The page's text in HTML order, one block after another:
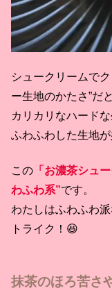
シュークリームで
ー生地のかたさ”だ
カリカリなハード
ふわふわした生地
この 「お濃茶シュ
わふわ系”です。
わたしはふわふわ
トライク！😆
抹茶のほろ苦さ